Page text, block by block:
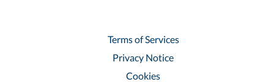
Terms of Services
Privacy Notice
Cookies